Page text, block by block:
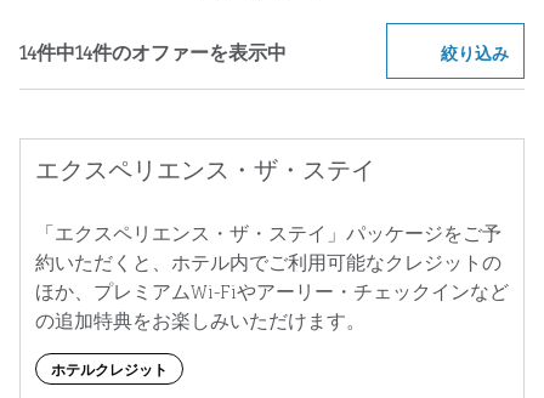
14件中14件のオファーを表示中 14件中14件のオファーを表示
オファー
絞り込み選
エクスペリエンス・ザ・ステイ
「エクスペリエンス・ザ・ステイ」パッケージをご予
約いただくと、ホテル内でご利用可能なクレジットの
ほか、プレミアムWi-Fiやアーリー・チェックインなど
の追加特典をお楽しみいただけます。
ホテルクレジット